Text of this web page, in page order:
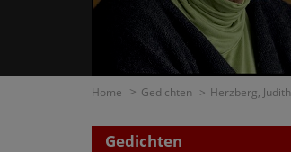
Home Gedichten Herzberg, Judith
Gedichten